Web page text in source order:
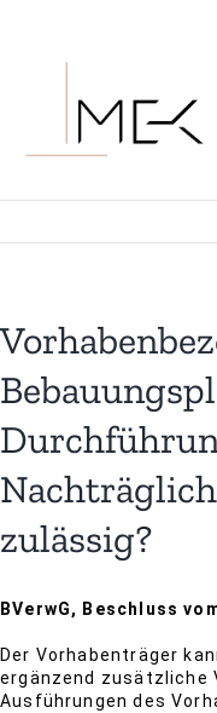
zulässig?
BVerwG, Beschluss
Der Vorhabenträger
ergänzend zusätzliche
Ausführungen des